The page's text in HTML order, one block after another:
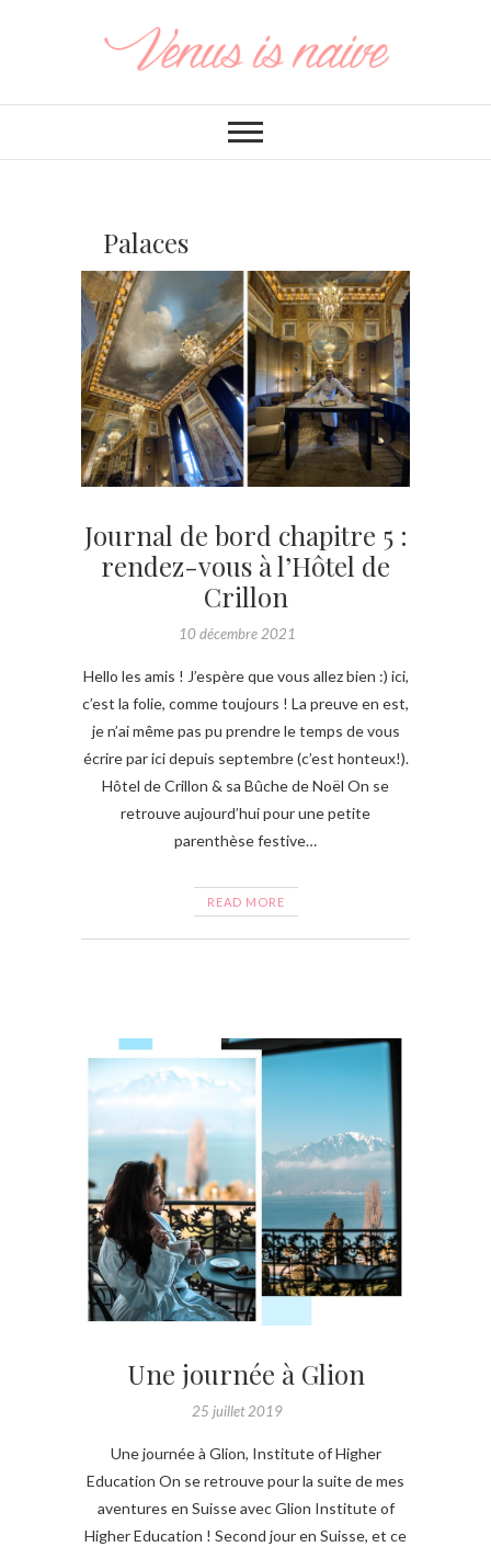
Palaces
Journal de bord chapitre 5 :
rendez-vous à l’Hôtel de
Crillon
10 décembre 2021
Hello les amis ! J’espère que vous allez bien :) ici,
c’est la folie, comme toujours ! La preuve en est,
je n’ai même pas pu prendre le temps de vous
écrire par ici depuis septembre (c’est honteux!).
Hôtel de Crillon & sa Bûche de Noël On se
retrouve aujourd’hui pour une petite
parenthèse festive…
READ MORE
Une journée à Glion
25 juillet 2019
Une journée à Glion, Institute of Higher
Education On se retrouve pour la suite de mes
aventures en Suisse avec Glion Institute of
Higher Education ! Second jour en Suisse, et ce